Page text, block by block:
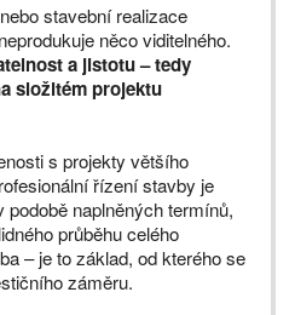
stavební realizace
něco viditelného.
a jistotu – tedy
složitém projektu
s projekty většího
řízení stavby je
naplněných termínů,
průběhu celého
– je to základ, od kterého se
záměru.